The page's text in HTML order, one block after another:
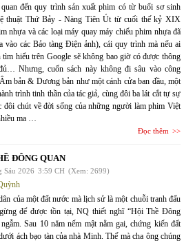
đến quy trình sản xuất phim có từ buổi sơ sinh
thuật Thứ Bảy - Nàng Tiên Út từ cuối thế kỷ XIX
nhựa và các loại máy quay máy chiếu phim nhựa đã
vào các Bảo tàng Điện ảnh), cái quy trình mà nếu ai
tìm hiểu trên Google sẽ không bao giờ có được thông
Nhưng, cuốn sách này không đi sâu vào công
bản & Dương bản như một cánh cửa ban đầu, một
trình tinh thần của tác giả, cùng đôi ba lát cắt tự sự
đôi chút về đời sống của những người làm phim Việt
ma …
Đọc thêm
ĐÔNG QUAN
Sáu 2026 3:59 CH (Xem: 2699)
của một đất nước mà lịch sử là một chuỗi tranh đấu
để được tồn tại, NQ thiết nghĩ “Hội Thề Đông
Sau 10 năm nếm mật nằm gai, chứng kiến đất
ách bạo tàn của nhà Minh. Thế mà cha ông chúng